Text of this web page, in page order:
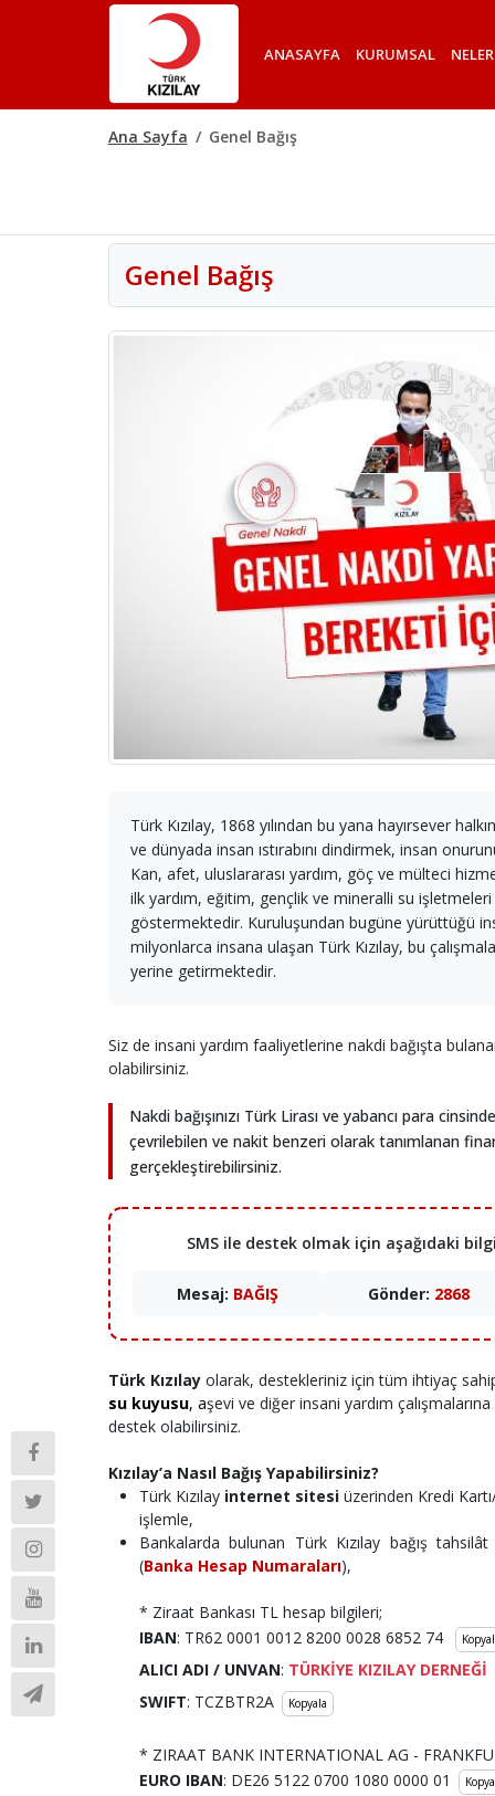
ANASAYFA KURUMSAL
Ana Sayfa Genel Bağış
Genel Bağış
Türk Kızılay, 1868 yılından bu yana hayırsever
ve dünyada insan ıstırabını dindirmek, insan
Kan, afet, uluslararası yardım, göç ve mülteci
ilk yardım, eğitim, gençlik ve mineralli su
göstermektedir. Kuruluşundan bugüne yürüttüğü
milyonlarca insana ulaşan Türk Kızılay, bu
yerine getirmektedir.
Siz de insani yardım faaliyetlerine nakdi bağışta
olabilirsiniz.
Nakdi bağışınızı Türk Lirası ve yabancı para
çevrilebilen ve nakit benzeri olarak tanımlanan
gerçekleştirebilirsiniz.
SMS ile destek olmak için aşağıdaki
Mesaj: BAĞIŞ Gönder: 2868
Türk Kızılayolarak, destekleriniz için tüm ihtiyaç
su kuyusu, aşevi ve diğer insani yardım çalışmalarına
destek olabilirsiniz.
Kızılay’a Nasıl Bağış Yapabilir​siniz?
Türk Kızılayinternet sitesiüzerinden Kredi
işlemle,
Bankalarda bulunan Türk Kızılay bağış
(Banka Hesap Numaraları),
* Ziraat Bankası TL hesap bilgileri;
IBAN: TR62 0001 0012 8200 0028 6852 74
ALICI ADI / UNVAN: TÜRKİYE KIZILAY DERNEĞİ
SWIFT: TCZBTR2A Kopyala
* ZIRAAT BANK INTERNATIONAL AG -
EURO IBAN: DE26 5122 0700 1080 0000 01